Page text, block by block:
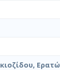
Ερατώ